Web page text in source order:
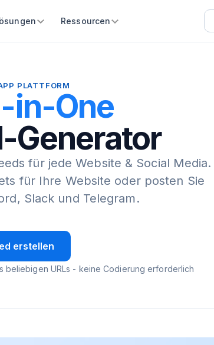
Ressourcen
PLATTFORM
in-One
Generator
für jede Website & Social Media.
für Ihre Website oder posten Sie
Slack und Telegram.
erstellen
beliebigen URLs - keine Codierung erforderlich